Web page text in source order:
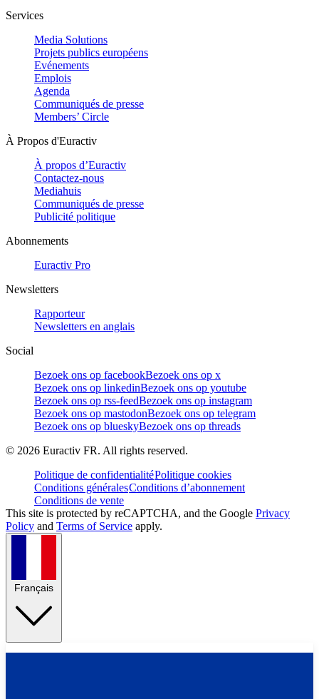
Services
Media Solutions
Projets publics européens
Evénements
Emplois
Agenda
Communiqués de presse
Members’ Circle
À Propos d'Euractiv
À propos d’Euractiv
Contactez-nous
Mediahuis
Communiqués de presse
Publicité politique
Abonnements
Euractiv Pro
Newsletters
Rapporteur
Newsletters en anglais
Social
Bezoek ons op facebookBezoek ons op x
Bezoek ons op linkedinBezoek ons op youtube
Bezoek ons op rss-feedBezoek ons op instagram
Bezoek ons op mastodonBezoek ons op telegram
Bezoek ons op blueskyBezoek ons op threads
© 2026 Euractiv FR. All rights reserved.
Politique de confidentialitéPolitique cookies
Conditions généralesConditions d’abonnement
Conditions de vente
This site is protected by reCAPTCHA, and the Google Privacy
Policy and Terms of Service apply.
Français